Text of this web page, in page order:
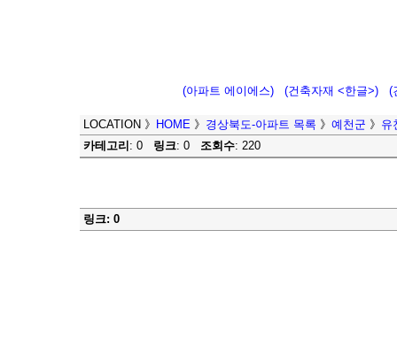
(아파트 에이에스) (건축자재 <한글>) (
LOCATION 》 HOME 》 경상북도-아파트 목록 》 예천군 》 유
카테고리 : 0 링크: 0 조회수: 220
링크: 0